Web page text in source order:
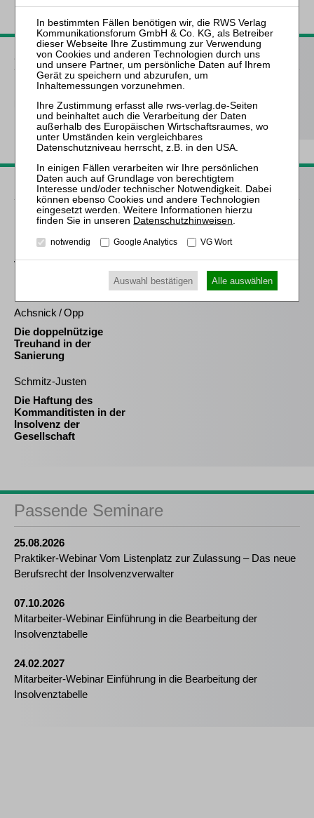
ZfIR – Zeitschrift für Immobilienrecht
3 Ausgaben als kostenfreies Probe-Abo
kostenfreie ZfIR-online-Nutzung
Probe-Abo bestellen
Passende Bücher
Meliß
Einkommensbesteuerung
von
Personengesellschaften
Achsnick / Opp
Die doppelnützige
Treuhand in der
Sanierung
Schmitz-Justen
Die Haftung des
Kommanditisten in der
Insolvenz der
Gesellschaft
Passende Seminare
25.08.2026
Praktiker-Webinar Vom Listenplatz zur Zulassung – Das neue
Berufsrecht der Insolvenzverwalter
07.10.2026
Mitarbeiter-Webinar Einführung in die Bearbeitung der
Insolvenztabelle
24.02.2027
Mitarbeiter-Webinar Einführung in die Bearbeitung der
Insolvenztabelle
Datenschutzhinweisen
notwendig Google Analytics VG Wort
Auswahl bestätigen Alle auswählen